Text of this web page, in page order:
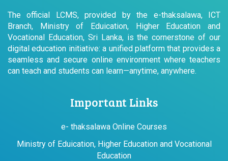
The official LCMS, provided by the e-thaksalawa, ICT
Branch, Ministry of Eduication, Higher Education and
Vocational Education, Sri Lanka, is the cornerstone of our
digital education initiative: a unified platform that provides a
seamless and secure online environment where teachers
can teach and students can learn—anytime, anywhere.
Important Links
e- thaksalawa Online Courses
Ministry of Eduication, Higher Education and Vocational
Education